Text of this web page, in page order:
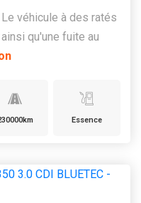
véhicule à des ratés
qu'une fuite au
Essence